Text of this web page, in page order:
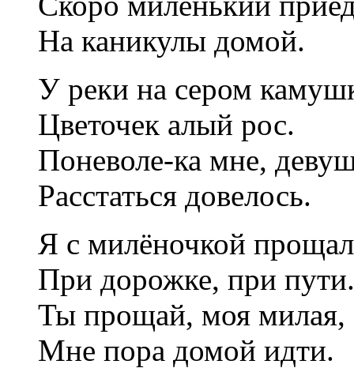
На каникулы домой.
У реки на сером
Цветочек алый рос.
Поневоле-ка мне,
Расстаться довелось.
Я с милёночкой
При дорожке, при пути.
Ты прощай, моя милая,
Мне пора домой идти.